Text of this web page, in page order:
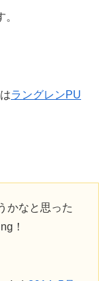
ラングレンPU
かなと思った
！